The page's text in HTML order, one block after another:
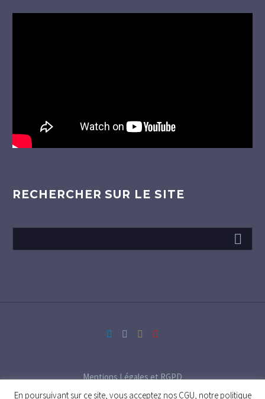
RECHERCHER SUR LE SITE
Mentions Légales et RGPD
En poursuivant sur ce site, vous acceptez nos CGU, notre politique